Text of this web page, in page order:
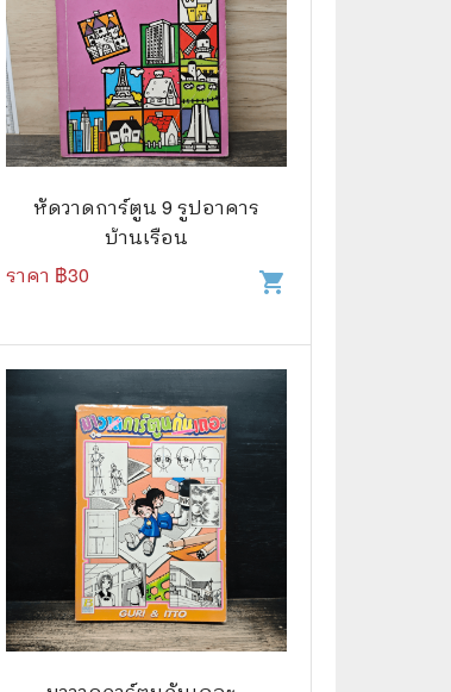
หัดวาดการ์ตูน 9 รูปอาคาร
บ้านเรือน
ราคา ฿30 shopping_cart
🖥️ Computers & Technology
🧑‍🏫 Education & Teaching
🎶 Music & Movie
🧒 Children's Books
👪 Family and Relationships
⚙️ Engineering & Transportation
⚖️ Law
👤 Biography
🍸 Food and Drink
💃 Hobbies and Collectibles
🖋️ Literature and Fiction
🧳 Travel Literature
⚽ Sports